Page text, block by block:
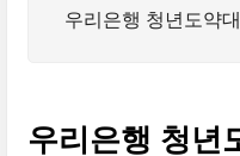
우리은행 청년도약
우리은행 청년